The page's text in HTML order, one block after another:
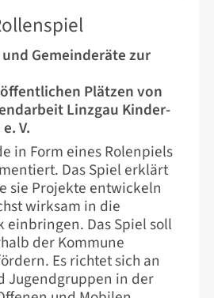
Gemeinderäte zur
Plätzen von
Linzgau Kinder-
V.
in Form eines Rolenpiels
Das Spiel erklärt
sie Projekte entwickeln
wirksam in die
Das Spiel soll
der Kommune
Es richtet sich an
Jugendgruppen in der